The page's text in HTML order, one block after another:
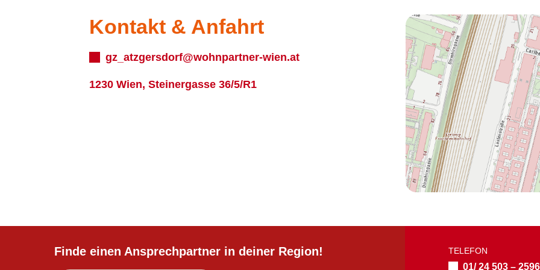
Kontakt & Anfahrt
gz_atzgersdorf@wohnpartner-wien.at
1230 Wien, Steinergasse 36/5/R1
Finde einen Ansprechpartner in deiner Region! TELEFON
01/ 24 503 –